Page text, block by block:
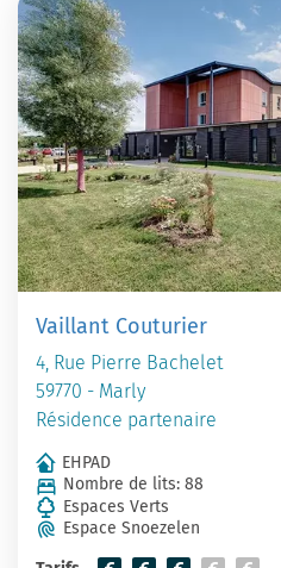
Vaillant Couturier
4, Rue Pierre Bachelet
59770 - Marly
Résidence partenaire
EHPAD
Nombre de lits: 88
Espaces Verts
Espace Snoezelen